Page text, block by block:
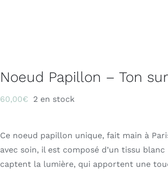
Noeud Papillon – Ton
60,00€ 2 en stock
Ce noeud papillon unique, fait main à
avec soin, il est composé d’un tissu
captent la lumière, qui apportent une